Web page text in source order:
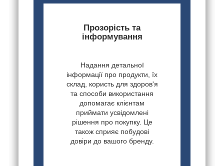
Прозорість та
інформування
Надання детальної
інформації про продукти, їх
склад, користь для здоров'я
та способи використання
допомагає клієнтам
приймати усвідомлені
рішення про покупку. Це
також сприяє побудові
довіри до вашого бренду.